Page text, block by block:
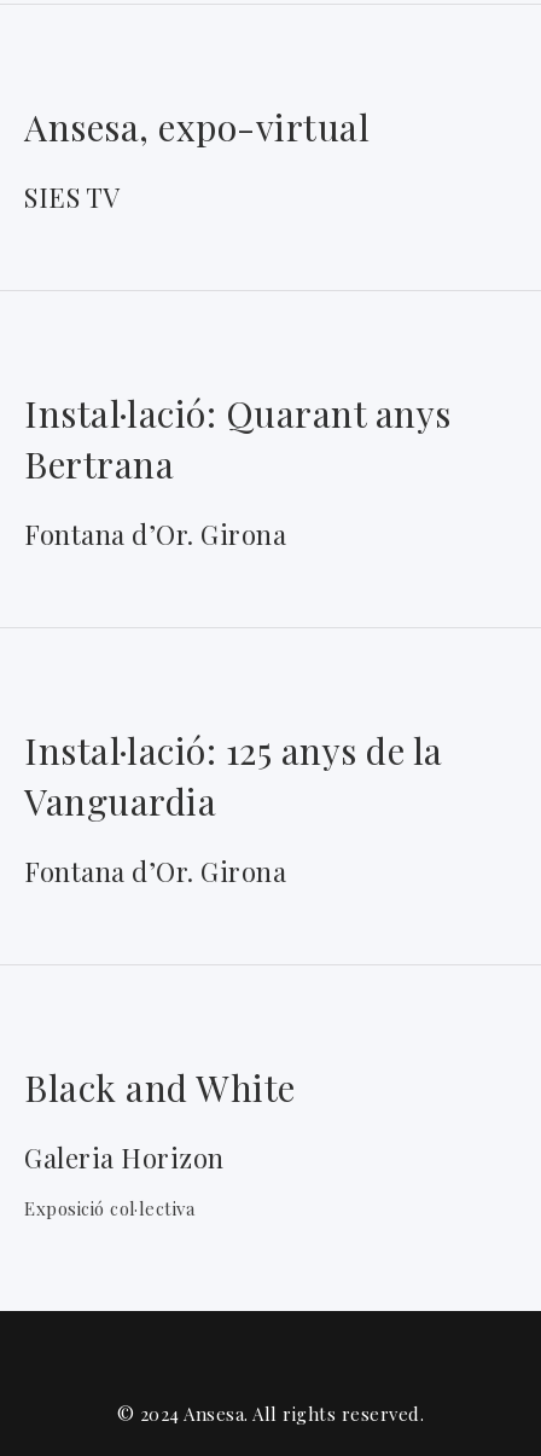
Ansesa, expo-virtual
SIES TV
Instal·lació: Quarant anys
Bertrana
Fontana d’Or. Girona
Instal·lació: 125 anys de la
Vanguardia
Fontana d’Or. Girona
Black and White
Galeria Horizon
Exposició col·lectiva
© 2024 Ansesa. All rights reserved.